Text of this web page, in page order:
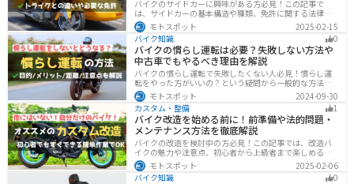
バイクのサイドカーに興味がある方必見！この記事で
は、サイドカーの基本構造や種類、免許に関する法律、
メンテナンス方法を解説しています。実は、サイドカー
は法律上、二輪車として扱われるため、排気量に応じた
二輪免許が必要です。この記事を読めば、サイドカーの
正しい楽しみ方がわかります。
モトスポット
2025-02-15
バイク知識
0
バイクの慣らし運転は必要？失敗しない方法や
中古車でもやるべき理由を解説
バイクの慣らし運転で失敗したくない人必見！慣らし運
転をやった方がいいの？という疑問から一般的な方法、
メーカ推奨の方法まで具体的に解説します。注意点や中
古車でもやった方がいいのか慣らし運転後にやるべきこ
ともまとめたので、これからバイクを買おうとしている
人は参考にしてください。
モトスポット
2024-09-30
カスタム・整備
1
バイク改造を始める前に！前準備や法的問題・
メンテナンス方法を徹底解説
バイクの改造を検討中の方必見！この記事では、改造バ
イクの魅力や注意点、初心者から上級者まで楽しめる改
造方法を紹介しています。実は、改造で補償内容や保険
料が変わる場合があるため、保険会社への確認は必須で
す。この記事を読めば、安全に配慮しつつ、カスタムバ
モトスポット
2025-02-06
バイク知識
0